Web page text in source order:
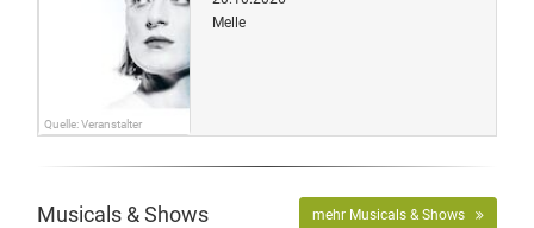
Quelle: Veranstalter
Melle
Musicals & Shows mehr Musicals & Shows